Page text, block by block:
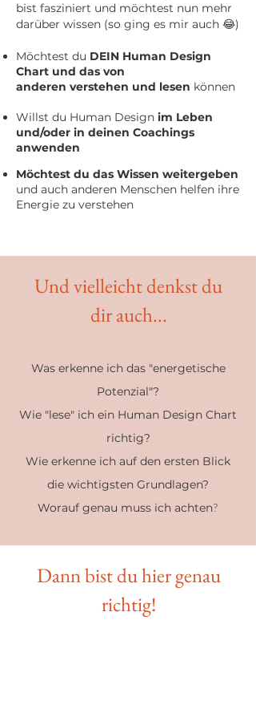
bist fasziniert und möchtest nun mehr
darüber wissen (so ging es mir auch 😂)
Möchtest du DEIN Human Design
Chart und das von
anderen verstehen und lesen können
Willst du Human Design im Leben
und/oder in deinen Coachings
anwenden
Möchtest du das Wissen weitergeben
und auch anderen Menschen helfen ihre
Energie zu verstehen
Und vielleicht denkst du
dir auch...
Was erkenne ich das "energetische
Potenzial"?
Wie "lese" ich ein Human Design Chart
richtig?
Wie erkenne ich auf den ersten Blick
die wichtigsten Grundlagen?
Worauf genau muss ich achten?
Dann bist du hier genau
richtig!